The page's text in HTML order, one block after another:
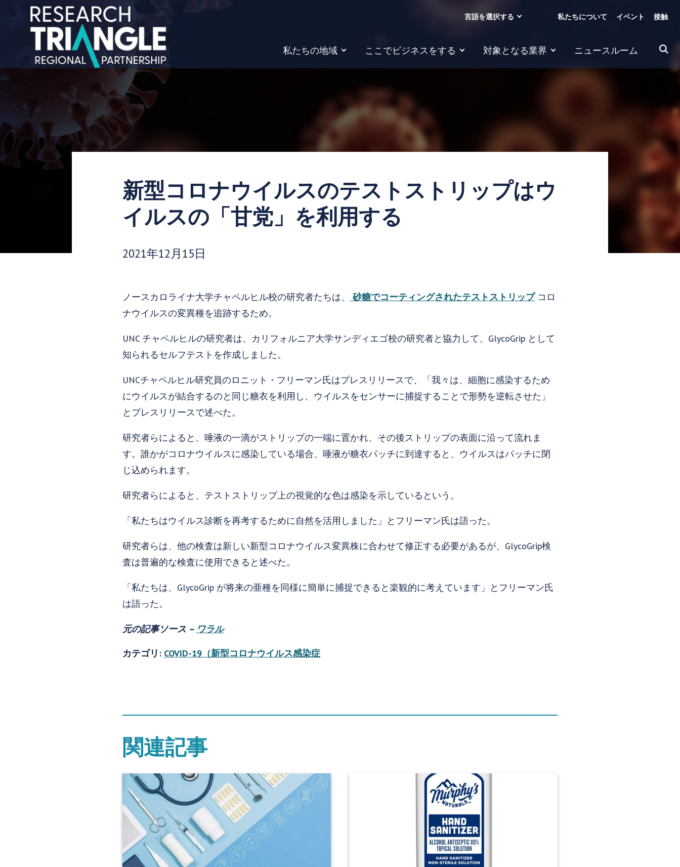
コンテンツにスキップ
私たちの地域 ここでビジネスをする 対象となる業界 ニュースルーム
私たちについて イベント 接触
言語を選択する
新型コロナウイルスのテストストリップはウ
イルスの「甘党」を利用する
発行日:
2021年12月15日
ノースカロライナ大学チャペルヒル校の研究者たちは、 砂糖でコーティングされたテストストリップコロ
ナウイルスの変異種を追跡するため。
UNC チャペルヒルの研究者は、カリフォルニア大学サンディエゴ校の研究者と協力して、GlycoGrip として
知られるセルフテストを作成しました。
UNCチャペルヒル研究員のロニット・フリーマン氏はプレスリリースで、「我々は、細胞に感染するため
にウイルスが結合するのと同じ糖衣を利用し、ウイルスをセンサーに捕捉することで形勢を逆転させた」
とプレスリリースで述べた。
研究者らによると、唾液の一滴がストリップの一端に置かれ、その後ストリップの表面に沿って流れま
す。誰かがコロナウイルスに感染している場合、唾液が糖衣パッチに到達すると、ウイルスはパッチに閉
じ込められます。
研究者らによると、テストストリップ上の視覚的な色は感染を示しているという。
「私たちはウイルス診断を再考するために自然を活用しました」とフリーマン氏は語った。
研究者らは、他の検査は新しい新型コロナウイルス変異株に合わせて修正する必要があるが、GlycoGrip検
査は普遍的な検査に使用できると述べた。
「私たちは、GlycoGrip が将来の亜種を同様に簡単に捕捉できると楽観的に考えています」とフリーマン氏
は語った。
元の記事ソース – ワラル
カテゴリ: COVID-19（新型コロナウイルス感染症
関連記事